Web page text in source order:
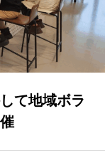
て地域ボラ